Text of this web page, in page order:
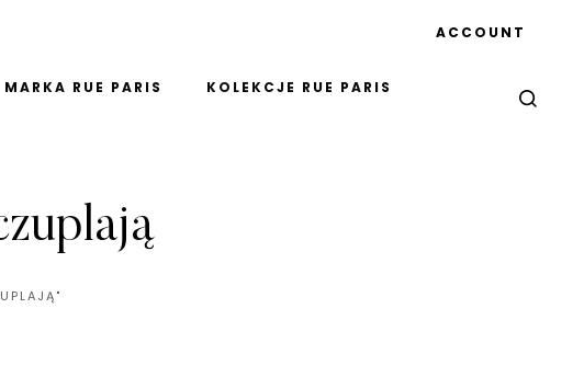
MARKA RUE PARIS KOLEKCJE RUE PARIS
ACCOUNT